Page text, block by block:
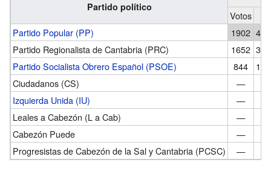
Partido político
Votos
Partido Popular (PP)
1902
Partido Regionalista de Cantabria (PRC)
1652
Partido Socialista Obrero Español (PSOE)
844
Ciudadanos (CS)
—
Izquierda Unida (IU)
—
Leales a Cabezón (L a Cab)
—
Cabezón Puede
—
Progresistas de Cabezón de la Sal y Cantabria (PCSC)
—